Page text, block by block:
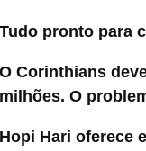
Tudo pronto para
O Corinthians
milhões. O
Hopi Hari oferece